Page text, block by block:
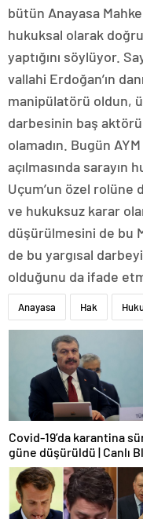
bütün Anayasa
hukuksal olarak doğru
yaptığını söylüyor.
vallahi Erdoğan’ın
manipülatörü oldun,
darbesinin baş
olamadın. Bugün
açılmasında sarayın
Uçum’un özel rolüne
ve hukuksuz karar
düşürülmesini de bu
de bu yargısal
olduğunu da ifade
Anayasa Hak
Covid-19’da karantina
güne düşürüldü | Canlı